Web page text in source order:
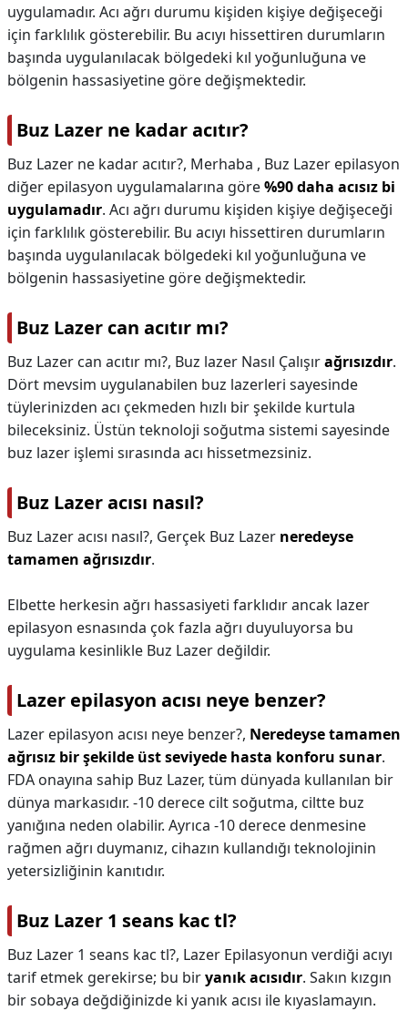
uygulamadır. Acı ağrı durumu kişiden kişiye değişeceği
için farklılık gösterebilir. Bu acıyı hissettiren durumların
başında uygulanılacak bölgedeki kıl yoğunluğuna ve
bölgenin hassasiyetine göre değişmektedir.
Buz Lazer ne kadar acıtır?
Buz Lazer ne kadar acıtır?, Merhaba , Buz Lazer epilasyon
diğer epilasyon uygulamalarına göre%90 daha acısız bi
uygulamadır. Acı ağrı durumu kişiden kişiye değişeceği
için farklılık gösterebilir. Bu acıyı hissettiren durumların
başında uygulanılacak bölgedeki kıl yoğunluğuna ve
bölgenin hassasiyetine göre değişmektedir.
Buz Lazer can acıtır mı?
Buz Lazer can acıtır mı?, Buz lazer Nasıl Çalışırağrısızdır.
Dört mevsim uygulanabilen buz lazerleri sayesinde
tüylerinizden acı çekmeden hızlı bir şekilde kurtula
bileceksiniz. Üstün teknoloji soğutma sistemi sayesinde
buz lazer işlemi sırasında acı hissetmezsiniz.
Buz Lazer acısı nasıl?
Buz Lazer acısı nasıl?, Gerçek Buz Lazer neredeyse
tamamen ağrısızdır.
Elbette herkesin ağrı hassasiyeti farklıdır ancak lazer
epilasyon esnasında çok fazla ağrı duyuluyorsa bu
uygulama kesinlikle Buz Lazer değildir.
Lazer epilasyon acısı neye benzer?
Lazer epilasyon acısı neye benzer?, Neredeyse tamamen
ağrısız bir şekilde üst seviyede hasta konforu sunar.
FDA onayına sahip Buz Lazer, tüm dünyada kullanılan bir
dünya markasıdır. -10 derece cilt soğutma, ciltte buz
yanığına neden olabilir. Ayrıca -10 derece denmesine
rağmen ağrı duymanız, cihazın kullandığı teknolojinin
yetersizliğinin kanıtıdır.
Buz Lazer 1 seans kac tl?
Buz Lazer 1 seans kac tl?, Lazer Epilasyonun verdiği acıyı
tarif etmek gerekirse; bu biryanık acısıdır. Sakın kızgın
bir sobaya değdiğinizde ki yanık acısı ile kıyaslamayın.